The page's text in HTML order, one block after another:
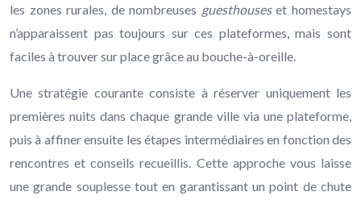
les zones rurales, de nombreuses guesthouseset homestays
n’apparaissent pas toujours sur ces plateformes, mais sont
faciles à trouver sur place grâce au bouche-à-oreille.
Une stratégie courante consiste à réserver uniquement les
premières nuits dans chaque grande ville via une plateforme,
puis à affiner ensuite les étapes intermédiaires en fonction des
rencontres et conseils recueillis. Cette approche vous laisse
une grande souplesse tout en garantissant un point de chute